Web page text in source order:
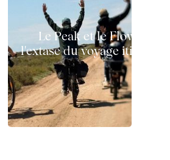
Le Peak et le Flow à
l'extase du voyage itinérant